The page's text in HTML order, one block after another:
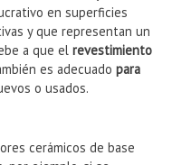
molestos rayones. El
en superficies
y que representan un
a que elrevestimiento
es adecuado